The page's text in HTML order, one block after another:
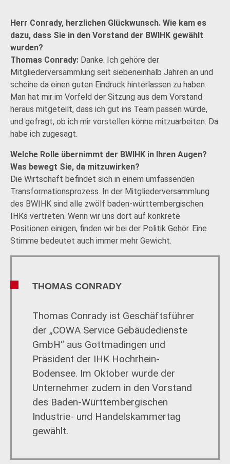
Herr Conrady, herzlichen Glückwunsch. Wie kam es
dazu, dass Sie in den Vorstand der BWIHK gewählt
wurden?
Thomas Conrady: Danke. Ich gehöre der
Mitgliederversammlung seit siebeneinhalb Jahren an und
scheine da einen guten Eindruck hinterlassen zu haben.
Man hat mir im Vorfeld der Sitzung aus dem Vorstand
heraus mitgeteilt, dass ich gut ins Team passen würde,
und gefragt, ob ich mir vorstellen könne mitzuarbeiten. Da
habe ich zugesagt.
Welche Rolle übernimmt der BWIHK in Ihren Augen?
Was bewegt Sie, da mitzuwirken?
Die Wirtschaft befindet sich in einem umfassenden
Transformationsprozess. In der Mitgliederversammlung
des BWIHK sind alle zwölf baden-württembergischen
IHKs vertreten. Wenn wir uns dort auf konkrete
Positionen einigen, finden wir bei der Politik Gehör. Eine
Stimme bedeutet auch immer mehr Gewicht.
THOMAS CONRADY
Thomas Conrady ist Geschäftsführer
der „COWA Service Gebäudedienste
GmbH“ aus Gottmadingen und
Präsident der IHK Hochrhein-
Bodensee. Im Oktober wurde der
Unternehmer zudem in den Vorstand
des Baden-Württembergischen
Industrie- und Handelskammertag
gewählt.